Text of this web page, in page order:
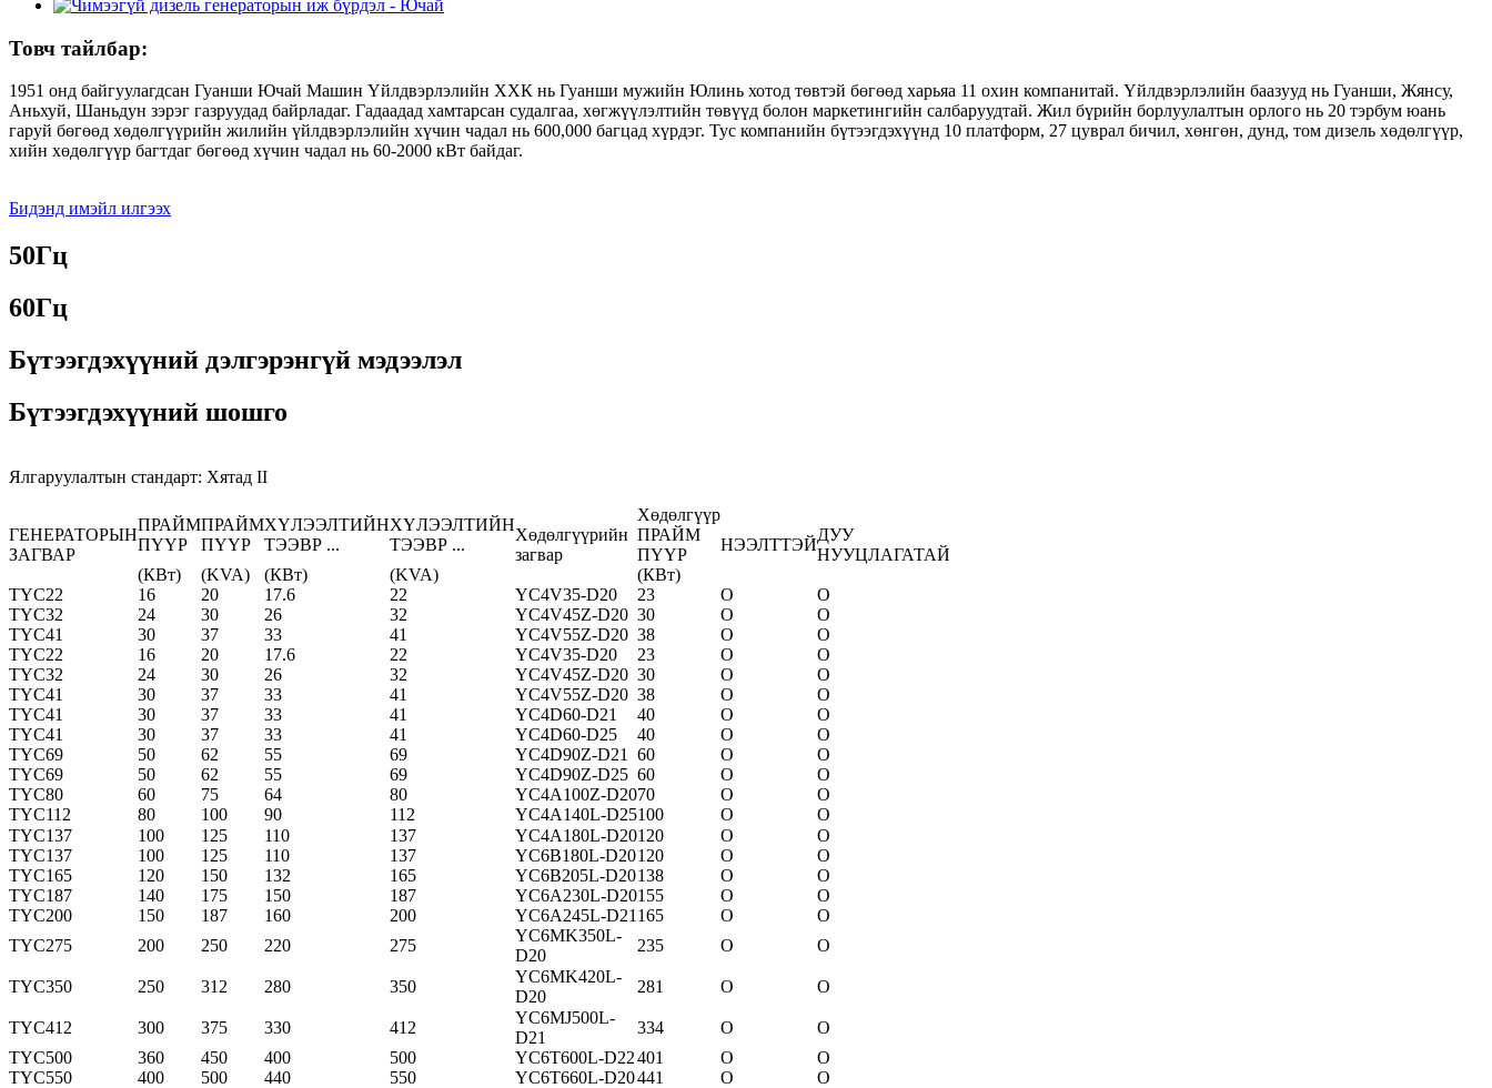
Товч тайлбар:
1951 онд байгуулагдсан Гуанши Ючай Машин Үйлдвэрлэлийн ХХК нь Гуанши мужийн Юлинь хотод төвтэй бөгөөд харьяа 11 охин компанитай. Үйлдвэрлэлийн баазууд нь Гуанши, Жянсу,
Аньхуй, Шаньдун зэрэг газруудад байрладаг. Гадаадад хамтарсан судалгаа, хөгжүүлэлтийн төвүүд болон маркетингийн салбаруудтай. Жил бүрийн борлуулалтын орлого нь 20 тэрбум юань
гаруй бөгөөд хөдөлгүүрийн жилийн үйлдвэрлэлийн хүчин чадал нь 600,000 багцад хүрдэг. Тус компанийн бүтээгдэхүүнд 10 платформ, 27 цуврал бичил, хөнгөн, дунд, том дизель хөдөлгүүр,
хийн хөдөлгүүр багтдаг бөгөөд хүчин чадал нь 60-2000 кВт байдаг.
Бидэнд имэйл илгээх
50Гц
60Гц
Бүтээгдэхүүний дэлгэрэнгүй мэдээлэл
Бүтээгдэхүүний шошго
Ялгаруулалтын стандарт: Хятад II
ГЕНЕРАТОРЫН
ЗАГВАР
ПРАЙМ
ПҮҮР
ПРАЙМ
ПҮҮР
ХҮЛЭЭЛТИЙН
ТЭЭВР ...
ХҮЛЭЭЛТИЙН
ТЭЭВР ...
Хөдөлгүүрийн
загвар
Хөдөлгүүр
НЭЭЛТТЭЙ
ДУУ
НУУЦЛАГАТАЙ
ПРАЙМ
ПҮҮР
(КВт)
(KVA) (КВт) (KVA)
(КВт)
TYC22
16 20 17.6 22 YC4V35-D20 23 O
O
TYC32
24 30 26 32 YC4V45Z-D20 30 O
O
TYC41
30 37 33 41 YC4V55Z-D20 38 O
O
TYC22
16 20 17.6 22 YC4V35-D20 23 O
O
TYC32
24 30 26 32 YC4V45Z-D20 30 O
O
TYC41
30 37 33 41 YC4V55Z-D20 38 O
O
TYC41
30 37 33 41 YC4D60-D21 40 O
O
TYC41
30 37 33 41 YC4D60-D25 40 O
O
TYC69
50 62 55 69 YC4D90Z-D21 60 O
O
TYC69
50 62 55 69 YC4D90Z-D25 60 O
O
TYC80
60 75 64 80 YC4A100Z-D2070 O
O
TYC112
80 100 90 112 YC4A140L-D25100 O
O
TYC137
100 125 110 137 YC4A180L-D20120 O
O
TYC137
100 125 110 137 YC6B180L-D20120 O
O
TYC165
120 150 132 165 YC6B205L-D20138 O
O
TYC187
140 175 150 187 YC6A230L-D20155 O
O
TYC200
150 187 160 200 YC6A245L-D21 165 O
O
TYC275
200 250 220 275
YC6MK350L-
D20
235 O O
TYC350 250 312 280 350
YC6MK420L-
D20
281 O O
TYC412 300 375 330 412
YC6MJ500L-
D21
334 O
O
TYC500
360 450 400 500 YC6T600L-D22401 O
O
TYC550
400 500 440 550 YC6T660L-D20441 O
O